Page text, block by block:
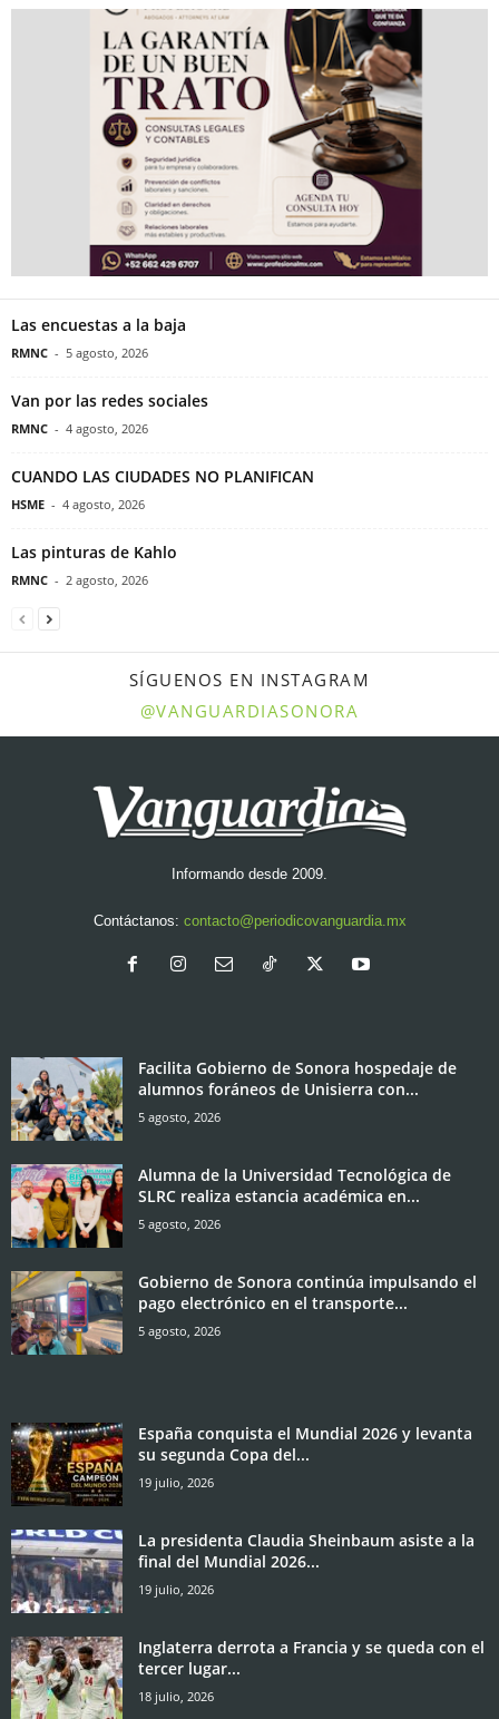
Las encuestas a la baja
RMNC - 5 agosto, 2026
Van por las redes sociales
RMNC - 4 agosto, 2026
CUANDO LAS CIUDADES NO PLANIFICAN
HSME - 4 agosto, 2026
Las pinturas de Kahlo
RMNC - 2 agosto, 2026
SÍGUENOS EN INSTAGRAM
@VANGUARDIASONORA
Informando desde 2009.
Contáctanos: contacto@periodicovanguardia.mx
Facilita Gobierno de Sonora hospedaje de
alumnos foráneos de Unisierra con...
5 agosto, 2026
Alumna de la Universidad Tecnológica de
SLRC realiza estancia académica en...
5 agosto, 2026
Gobierno de Sonora continúa impulsando el
pago electrónico en el transporte...
5 agosto, 2026
España conquista el Mundial 2026 y levanta
su segunda Copa del...
19 julio, 2026
La presidenta Claudia Sheinbaum asiste a la
final del Mundial 2026...
19 julio, 2026
Inglaterra derrota a Francia y se queda con el
tercer lugar...
18 julio, 2026